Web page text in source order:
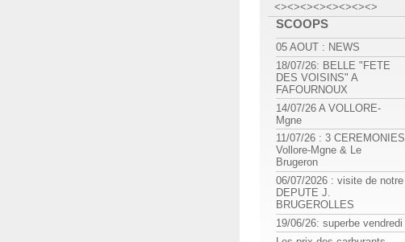
<><><><><><><><>
SCOOPS
05 AOUT : NEWS
18/07/26: BELLE "FETE
DES VOISINS" A
FAFOURNOUX
14/07/26 A VOLLORE-
Mgne
11/07/26 : 3 CEREMONIES
Vollore-Mgne & Le
Brugeron
06/07/2026 : visite de notre
DEPUTE J.
BRUGEROLLES
19/06/26: superbe vendredi